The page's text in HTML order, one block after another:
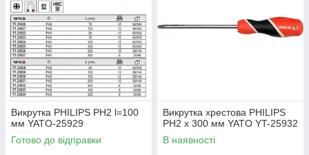
Викрутка PHILIPS PH2 l=100
мм YATO-25929
Готово до відправки
Викрутка хрестова PHILIPS
PH2 х 300 мм YATO YT-25932
В наявності